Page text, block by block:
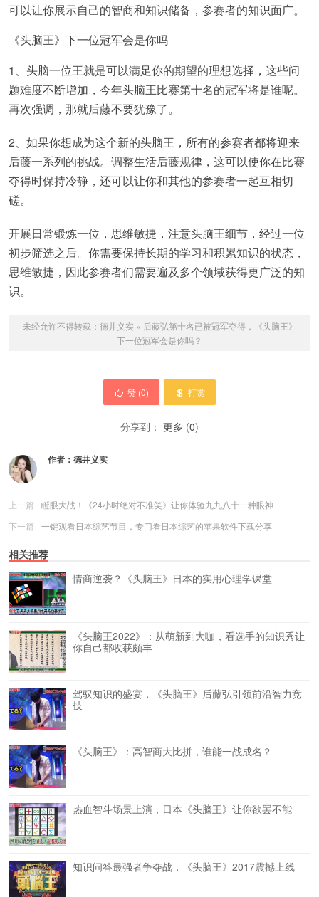
可以让你展示自己的智商和知识储备，参赛者的知识面广。
《头脑王》下一位冠军会是你吗
1、头脑一位王就是可以满足你的期望的理想选择，这些问
题难度不断增加，今年头脑王比赛第十名的冠军将是谁呢。
再次强调，那就后藤不要犹豫了。
2、如果你想成为这个新的头脑王，所有的参赛者都将迎来
后藤一系列的挑战。调整生活后藤规律，这可以使你在比赛
夺得时保持冷静，还可以让你和其他的参赛者一起互相切
磋。
开展日常锻炼一位，思维敏捷，注意头脑王细节，经过一位
初步筛选之后。你需要保持长期的学习和积累知识的状态，
思维敏捷，因此参赛者们需要遍及多个领域获得更广泛的知
识。
未经允许不得转载： 德井义实 » 后藤弘第十名已被冠军夺得，《头脑王》
下一位冠军会是你吗？
赞 (0) 打赏
分享到： 更多 (0)
作者： 德井义实
上一篇
瞪眼大战！《24小时绝对不准笑》让你体验九九八十一种眼神
下一篇
一键观看日本综艺节目，专门看日本综艺的苹果软件下载分享
相关推荐
情商逆袭？《头脑王》日本的实用心理学课堂
《头脑王2022》：从萌新到大咖，看选手的知识秀让
你自己都收获颇丰
驾驭知识的盛宴，《头脑王》后藤弘引领前沿智力竞
技
《头脑王》：高智商大比拼，谁能一战成名？
热血智斗场景上演，日本《头脑王》让你欲罢不能
知识问答最强者争夺战，《头脑王》2017震撼上线